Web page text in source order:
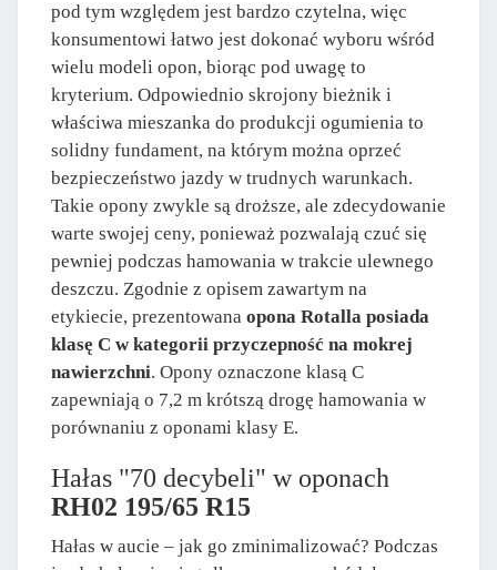
pod tym względem jest bardzo czytelna, więc
konsumentowi łatwo jest dokonać wyboru wśród
wielu modeli opon, biorąc pod uwagę to
kryterium. Odpowiednio skrojony bieżnik i
właściwa mieszanka do produkcji ogumienia to
solidny fundament, na którym można oprzeć
bezpieczeństwo jazdy w trudnych warunkach.
Takie opony zwykle są droższe, ale zdecydowanie
warte swojej ceny, ponieważ pozwalają czuć się
pewniej podczas hamowania w trakcie ulewnego
deszczu. Zgodnie z opisem zawartym na
etykiecie, prezentowana opona Rotalla posiada
klasę C w kategorii przyczepność na mokrej
nawierzchni. Opony oznaczone klasą C
zapewniają o 7,2 m krótszą drogę hamowania w
porównaniu z oponami klasy E.
Hałas "70 decybeli" w oponach
RH02 195/65 R15
Hałas w aucie – jak go zminimalizować? Podczas